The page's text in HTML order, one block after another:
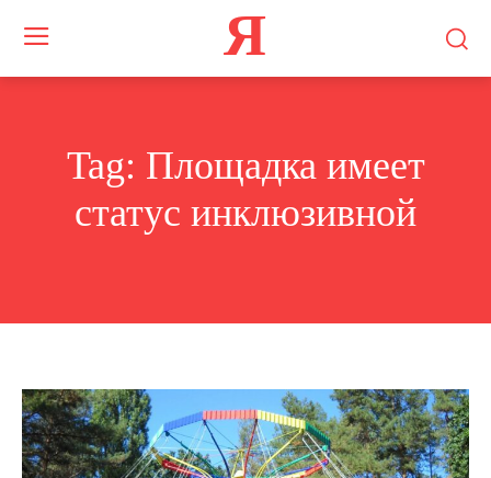
Я
Tag: Площадка имеет
статус инклюзивной